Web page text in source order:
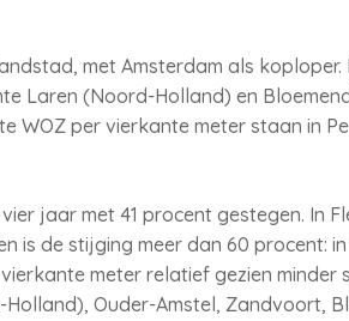
met Amsterdam als koploper.
Laren (Noord-Holland) en
WOZ per vierkante meter staan in
jaar met 41 procent gestegen. In
is de stijging meer dan 60 procent:
meter relatief gezien minder
Ouder-Amstel, Zandvoort,